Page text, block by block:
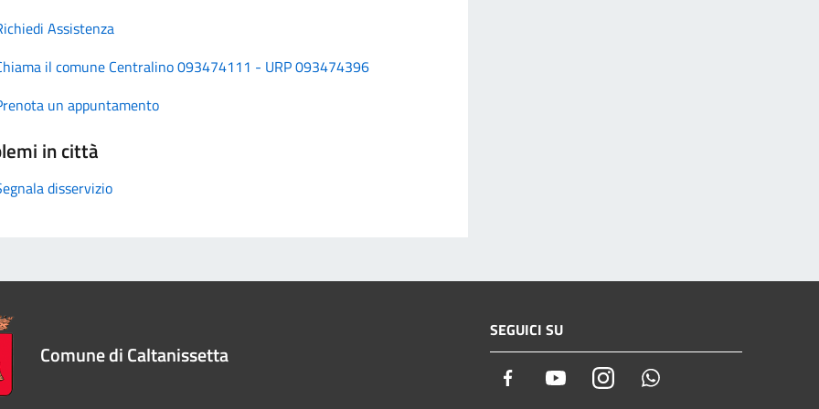
Assistenza
il comune Centralino 093474111 - URP 093474396
un appuntamento
in città
disservizio
Comune di Caltanissetta
SEGUICI SU
Facebook YoutubeInstagram